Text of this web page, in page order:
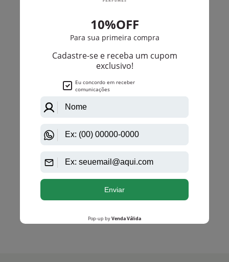
Ralph Lauren
Safari Parfum De Ralph Lauren Eau De Parfum
ESGOTADO
Ok
anterior 1 próximo